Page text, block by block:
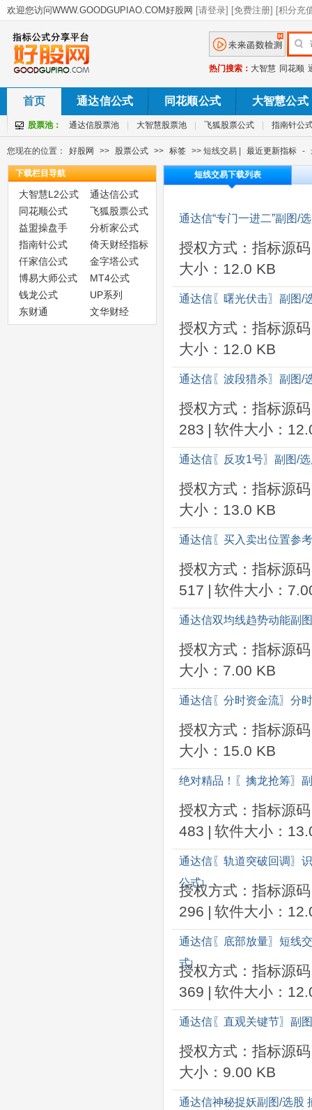
热门搜索： 大智慧 同花顺
首页 通达信公式 同花顺公式 大智慧公式
股票池： 通达信股票池 大智慧股票池 飞狐股票公式 指南针公
您现在的位置： 好股网 >> 股票公式 >> 标签 >> 短线交易 | 最近更新指标 -
下载栏目导航
大智慧L2公式
通达信公式
同花顺公式
飞狐股票公式
益盟操盘手
分析家公式
指南针公式
倚天财经指标
仟家信公式
金字塔公式
博易大师公式
MT4公式
钱龙公式
UP系列
东财通
文华财经
短线交易下载列表
通达信“专门一进二”副图/
授权方式：指标源码
大小：12.0 KB
通达信〖曙光伏击〗副图/
授权方式：指标源码
大小：12.0 KB
通达信〖波段猎杀〗副图/
授权方式：指标源码
283 | 软件大小：
通达信〖反攻1号〗副图/
授权方式：指标源码
大小：13.0 KB
通达信〖买入卖出位置参
授权方式：指标源码
517 | 软件大小：
通达信双均线趋势动能副
授权方式：指标源码
大小：7.00 KB
通达信〖分时资金流〗分
授权方式：指标源码
大小：15.0 KB
绝对精品！〖擒龙抢筹〗
授权方式：指标源码
483 | 软件大小：
通达信〖轨道突破回调〗
公式]
授权方式：指标源码
296 | 软件大小：
通达信〖底部放量〗短线
式]
授权方式：指标源码
369 | 软件大小：
通达信〖直观关键节〗副
授权方式：指标源码
大小：9.00 KB
通达信神秘捉妖副图/选股